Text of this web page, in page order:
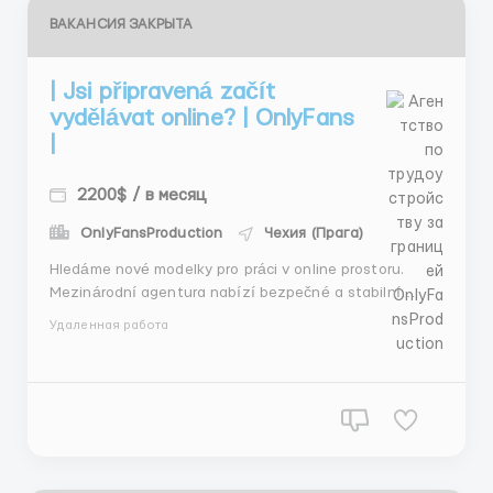
ВАКАНСИЯ ЗАКРЫТА
| Jsi připravená začít
vydělávat online? | OnlyFans
2200$ / в месяц
OnlyFansProduction Чехия (Прага)
Hledáme nové modelky pro práci v online prostoru.
Mezinárodní agentura nabízí bezpečné a stabilní
prostředí pro tvůj růst. Vydělávej 2000$+ každý měsíc
bez nutnosti opustit svůj domov! Naše agentura se...
Удаленная работа